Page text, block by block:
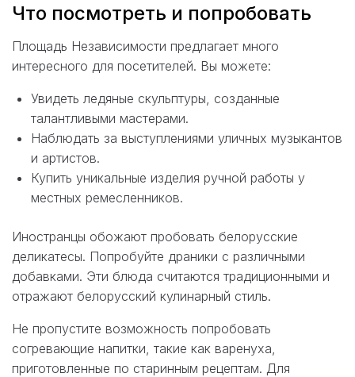
Что посмотреть и попробовать
Площадь Независимости предлагает много
интересного для посетителей. Вы можете:
Увидеть ледяные скульптуры, созданные
талантливыми мастерами.
Наблюдать за выступлениями уличных музыкантов
и артистов.
Купить уникальные изделия ручной работы у
местных ремесленников.
Иностранцы обожают пробовать белорусские
деликатесы. Попробуйте драники с различными
добавками. Эти блюда считаются традиционными и
отражают белорусский кулинарный стиль.
Не пропустите возможность попробовать
согревающие напитки, такие как варенуха,
приготовленные по старинным рецептам. Для